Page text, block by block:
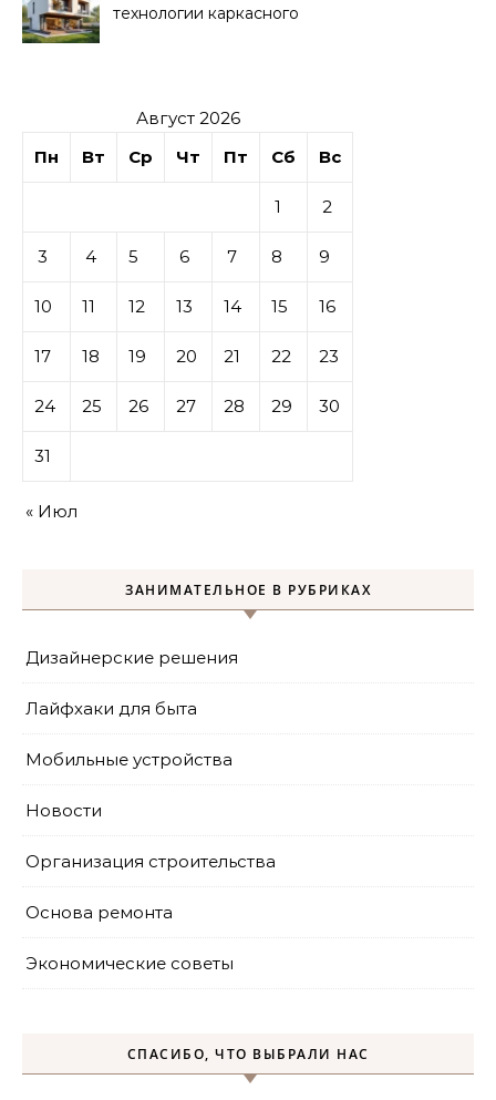
технологии каркасного
Август 2026
Пн
Вт Ср Чт Пт Сб Вс
1 2
3 4 5 6 7 8 9
10 11 12 13 14 15 16
17 18 19 20 21 22 23
24 25 26 27 28 29 30
31
« Июл
ЗАНИМАТЕЛЬНОЕ В РУБРИКАХ
Дизайнерские решения
Лайфхаки для быта
Мобильные устройства
Новости
Организация строительства
Основа ремонта
Экономические советы
СПАСИБО, ЧТО ВЫБРАЛИ НАС